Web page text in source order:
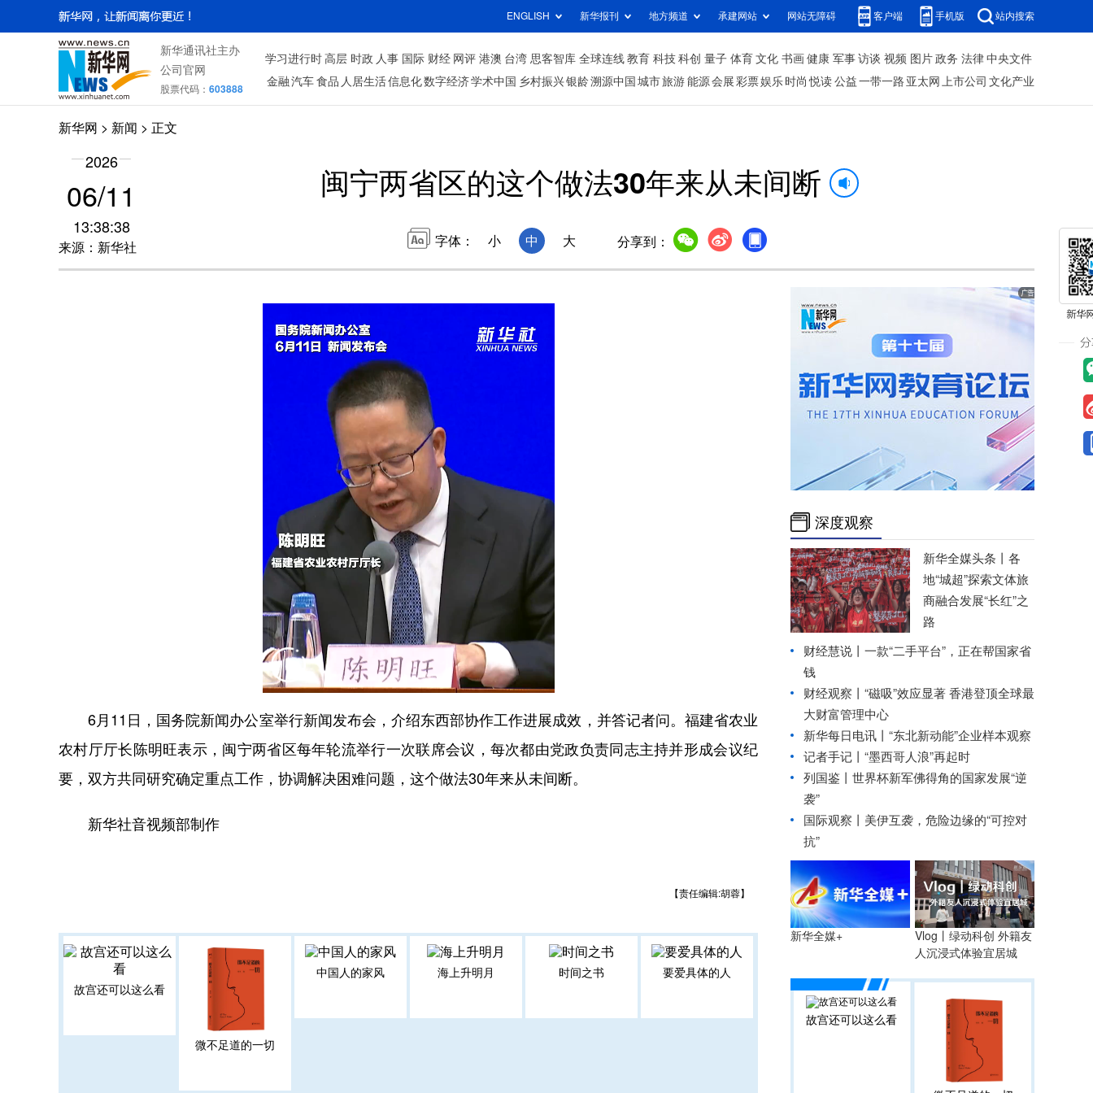
ENGLISH 新华报刊 地方频道 承建网站 网站无障碍 客户端 手机版 站内搜索
新华通讯社主办
公司官网
股票代码： 603888
学习进行时 高层 时政 人事 国际 财经 网评 港澳 台湾 思客智库 全球连线 教育 科技 科创 量子 体育 文化 书画 健康 军事 访谈 视频 图片 政务 法律 中央文件
金融 汽车 食品 人居生活信息化数字经济学术中国 乡村振兴银龄溯源中国 城市旅游 能源 会展 彩票娱乐 时尚 悦读 公益 一带一路 亚太网 上市公司 文化产业
新华网 > 新闻 > 正文
2026
06/11
13:38:38
来源：新华社
闽宁两省区的这个做法30年来从未间断
字体： 小 中 大 分享到：
6月11日，国务院新闻办公室举行新闻发布会，介绍东西部协作工作进展成效，并答记者问。福建省农业
农村厅厅长陈明旺表示，闽宁两省区每年轮流举行一次联席会议，每次都由党政负责同志主持并形成会议纪
要，双方共同研究确定重点工作，协调解决困难问题，这个做法30年来从未间断。
新华社音视频部制作
【责任编辑:胡蓉】
故宫还可以这么看
微不足道的一切
中国人的家风 海上升明月 时间之书 要爱具体的人
深度观察
新华全媒头条丨 各
地“城超”探索文体旅
商融合发展“长红”之
路
财经慧说丨一款“二手平台”，正在帮国家省
钱
财经观察丨 “磁吸”效应显著 香港登顶全球最
大财富管理中心
新华每日电讯丨 “东北新动能”企业样本观察
记者手记丨“墨西哥人浪”再起时
列国鉴丨世界杯新军佛得角的国家发展“逆
袭”
国际观察丨 美伊互袭，危险边缘的“可控对
抗”
新华全媒+
Vlog丨绿动科创 外籍友
人沉浸式体验宜居城
故宫还可以这么看